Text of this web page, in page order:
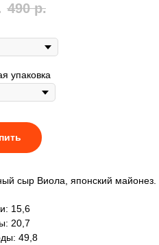
490 р.
упаковка
сыр Виола, японский майонез.
15,6
20,7
49,8